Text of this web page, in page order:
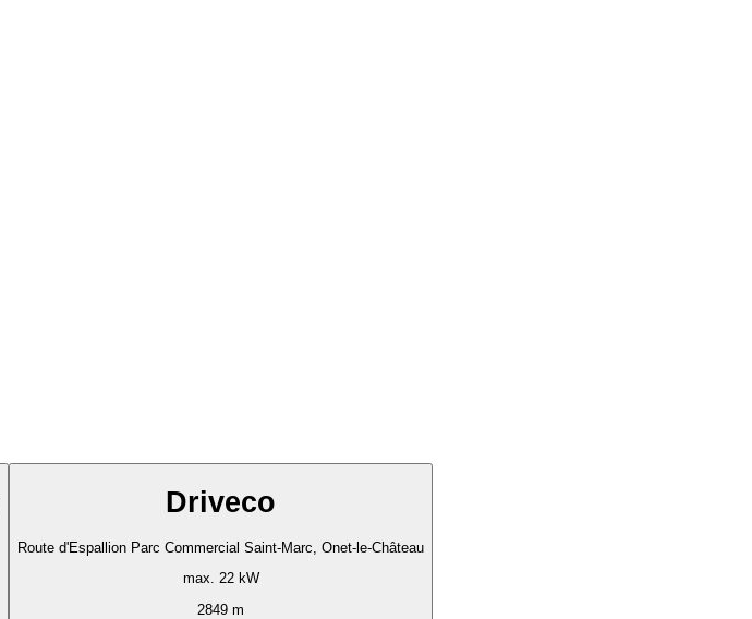
Driveco
Route d'Espallion Parc Commercial Saint-Marc, Onet-le-Château
max. 22 kW
2849 m